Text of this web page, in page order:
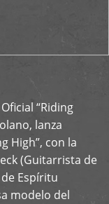
“Riding
lanza
High”, con la
(Guitarrista de
Espíritu
modelo del